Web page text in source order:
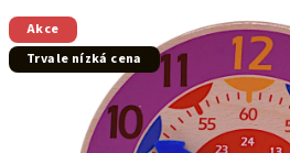
produktu
je
5,0
z
5
hvězdiček.
Akce
Trvale nízká cena